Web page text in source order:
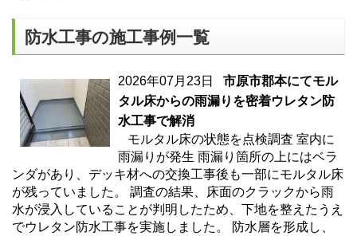
防水工事の施工事例一覧
2026年07月23日 市原市郡本にてモル
タル床からの雨漏りを密着ウレタン防
水工事で解消
モルタル床の状態を点検調査 室内に
雨漏りが発生 雨漏り箇所の上にはベラ
ンダがあり、デッキ材への交換工事後も一部にモルタル床
が残っていました。 調査の結果、床面のクラックから雨
水が浸入していることが判明したため、下地を整えたうえ
でウレタン防水工事を実施しました。 防水層を形成し、